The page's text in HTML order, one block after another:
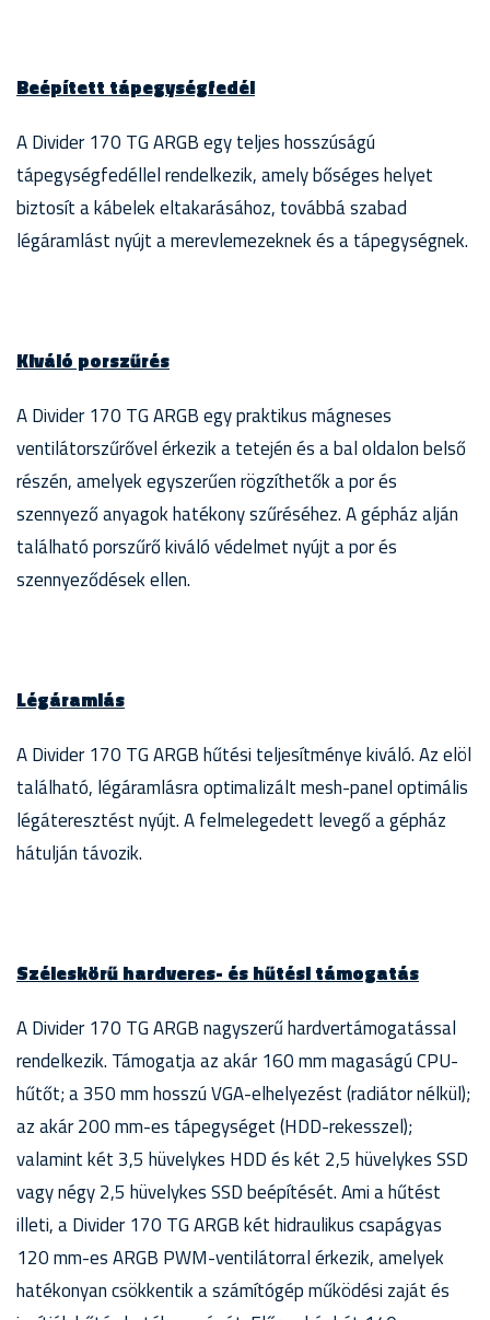
Beépített tápegységfedél
A Divider 170 TG ARGB egy teljes hosszúságú
tápegységfedéllel rendelkezik, amely bőséges helyet
biztosít a kábelek eltakarásához, továbbá szabad
légáramlást nyújt a merevlemezeknek és a tápegységnek.
Kiváló porszűrés
A Divider 170 TG ARGB egy praktikus mágneses
ventilátorszűrővel érkezik a tetején és a bal oldalon belső
részén, amelyek egyszerűen rögzíthetők a por és
szennyező anyagok hatékony szűréséhez. A gépház alján
található porszűrő kiváló védelmet nyújt a por és
szennyeződések ellen.
Légáramlás
A Divider 170 TG ARGB hűtési teljesítménye kiváló. Az elöl
található, légáramlásra optimalizált mesh-panel optimális
légáteresztést nyújt. A felmelegedett levegő a gépház
hátulján távozik.
Széleskörű hardveres- és hűtési támogatás
A Divider 170 TG ARGB nagyszerű hardvertámogatással
rendelkezik. Támogatja az akár 160 mm magaságú CPU-
hűtőt; a 350 mm hosszú VGA-elhelyezést (radiátor nélkül);
az akár 200 mm-es tápegységet (HDD-rekesszel);
valamint két 3,5 hüvelykes HDD és két 2,5 hüvelykes SSD
vagy négy 2,5 hüvelykes SSD beépítését. Ami a hűtést
illeti, a Divider 170 TG ARGB két hidraulikus csapágyas
120 mm-es ARGB PWM-ventilátorral érkezik, amelyek
hatékonyan csökkentik a számítógép működési zaját és